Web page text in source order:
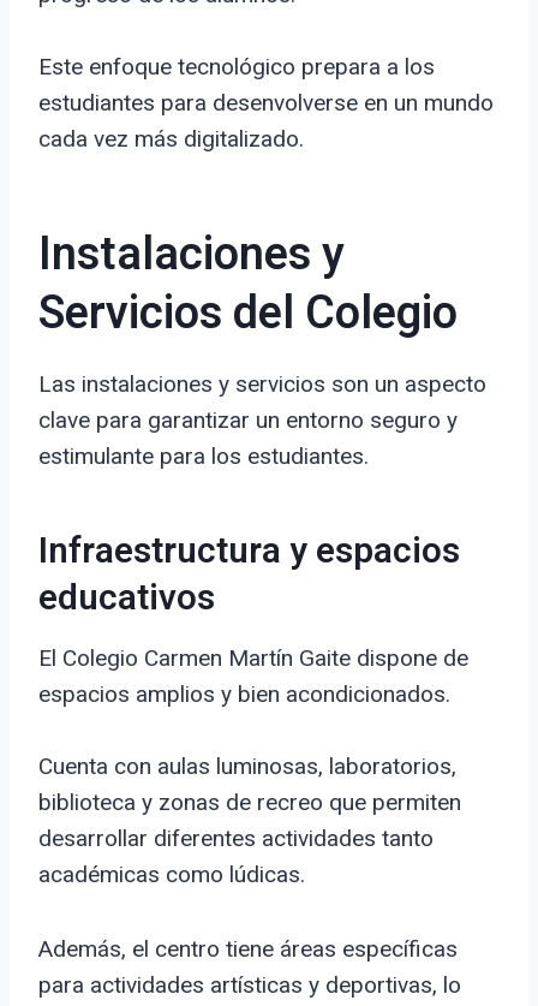
Este enfoque tecnológico prepara a los
estudiantes para desenvolverse en un mundo
cada vez más digitalizado.
Instalaciones y
Servicios del Colegio
Las instalaciones y servicios son un aspecto
clave para garantizar un entorno seguro y
estimulante para los estudiantes.
Infraestructura y espacios
educativos
El Colegio Carmen Martín Gaite dispone de
espacios amplios y bien acondicionados.
Cuenta con aulas luminosas, laboratorios,
biblioteca y zonas de recreo que permiten
desarrollar diferentes actividades tanto
académicas como lúdicas.
Además, el centro tiene áreas específicas
para actividades artísticas y deportivas, lo